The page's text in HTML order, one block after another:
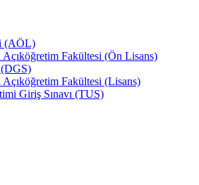
(AÖL)
Fakültesi (Ön Lisans)
(DGS)
Fakültesi (Lisans)
Giriş Sınavı (TUS)